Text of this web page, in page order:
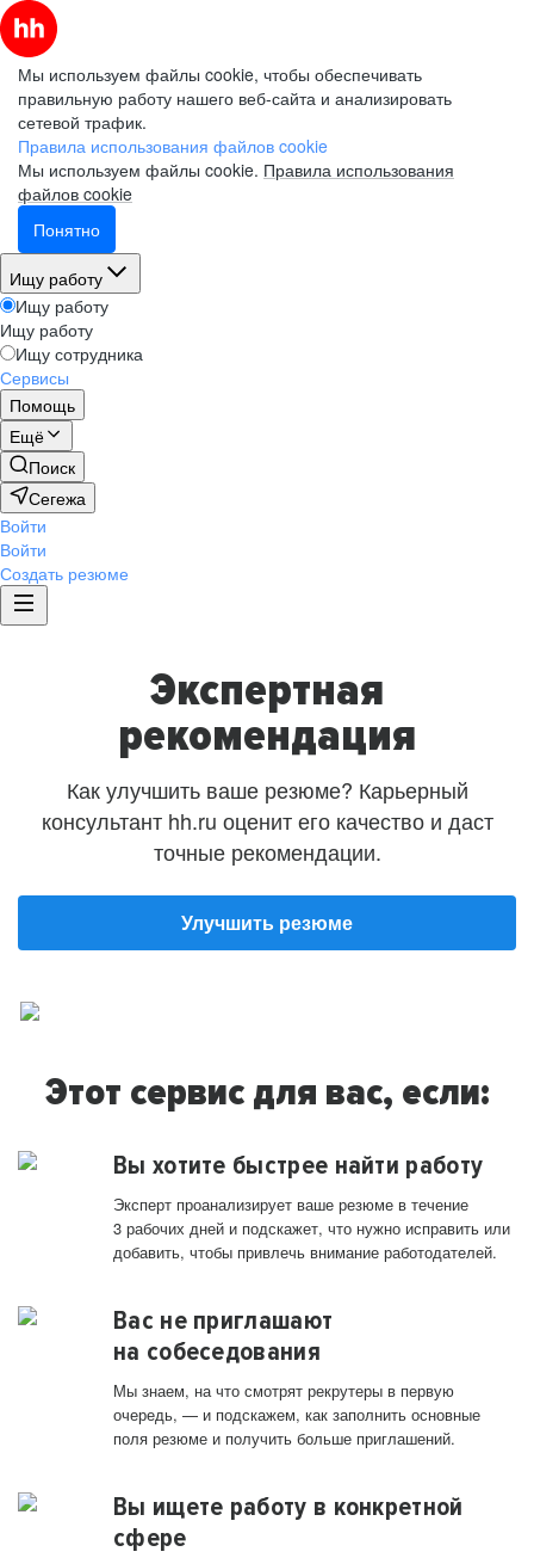
Мы используем файлы cookie, чтобы обеспечивать
правильную работу нашего веб-сайта и анализировать
сетевой трафик.
Правила использования файлов cookie
Мы используем файлы cookie. Правила использования
файлов cookie
Понятно
Ищу работу
Ищу работу
Ищу работу
Ищу сотрудника
Сервисы
Помощь
Ещё
Поиск
Сегежа
Войти
Войти
Создать резюме
Экспертная
рекомендация
Как улучшить ваше резюме? Карьерный
консультант hh.ru оценит его качество и даст
точные рекомендации.
Улучшить резюме
Этот сервис для вас, если:
Вы хотите быстрее найти работу
Эксперт проанализирует ваше резюме в течение
3 рабочих дней и подскажет, что нужно исправить или
добавить, чтобы привлечь внимание работодателей.
Вас не приглашают
на собеседования
Мы знаем, на что смотрят рекрутеры в первую
очередь, — и подскажем, как заполнить основные
поля резюме и получить больше приглашений.
Вы ищете работу в конкретной
сфере